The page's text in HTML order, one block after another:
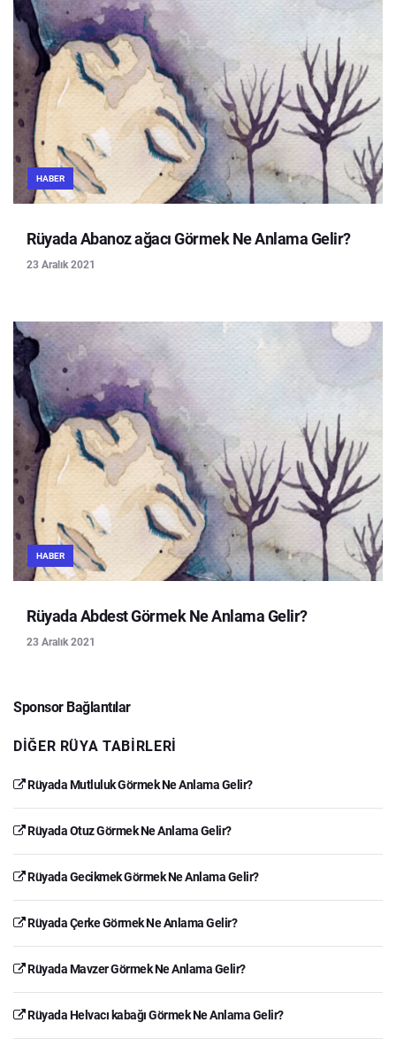
HABER
Rüyada Abanoz ağacı Görmek Ne Anlama Gelir?
23 Aralık 2021
HABER
Rüyada Abdest Görmek Ne Anlama Gelir?
23 Aralık 2021
Sponsor Bağlantılar
DIĞER RÜYA TABIRLERI
Rüyada Mutluluk Görmek Ne Anlama Gelir?
Rüyada Otuz Görmek Ne Anlama Gelir?
Rüyada Gecikmek Görmek Ne Anlama Gelir?
Rüyada Çerke Görmek Ne Anlama Gelir?
Rüyada Mavzer Görmek Ne Anlama Gelir?
Rüyada Helvacı kabağı Görmek Ne Anlama Gelir?